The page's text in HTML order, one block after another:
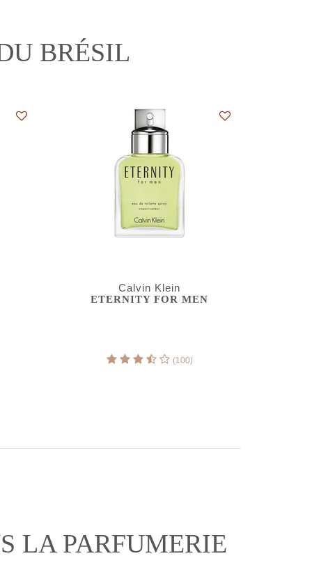
BRÉSIL
Calvin Klein
ETERNITY FOR MEN
(100)
LA PARFUMERIE